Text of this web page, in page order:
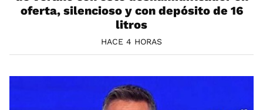
oferta, silencioso y con depósito de 16
litros
HACE 4 HORAS